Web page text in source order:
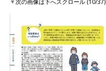
▼次の画像は下へスクロール (10/37)